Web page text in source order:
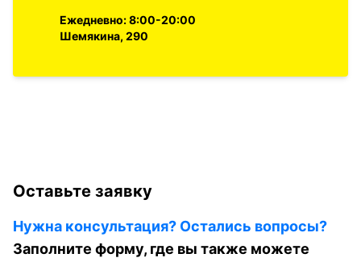
Ежедневно: 8:00-20:00
Шемякина, 290
Оставьте заявку
Нужна консультация? Остались вопросы?
Заполните форму, где вы также можете